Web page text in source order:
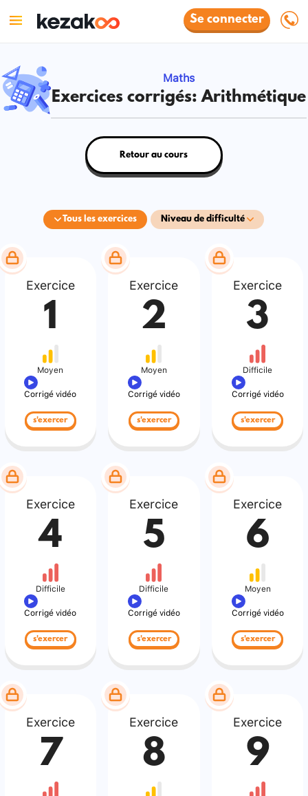
Se connecter
Maths
Exercices corrigés: Arithmétique
Tous les exercices Niveau de difficulté
Retour au cours
Exercice
1
Moyen
Corrigé vidéo
s'exercer
Exercice
2
Moyen
Corrigé vidéo
s'exercer
Exercice
3
Difficile
Corrigé vidéo
s'exercer
Exercice
4
Difficile
Corrigé vidéo
s'exercer
Exercice
5
Difficile
Corrigé vidéo
s'exercer
Exercice
6
Moyen
Corrigé vidéo
s'exercer
Exercice
7
Exercice
8
Exercice
9